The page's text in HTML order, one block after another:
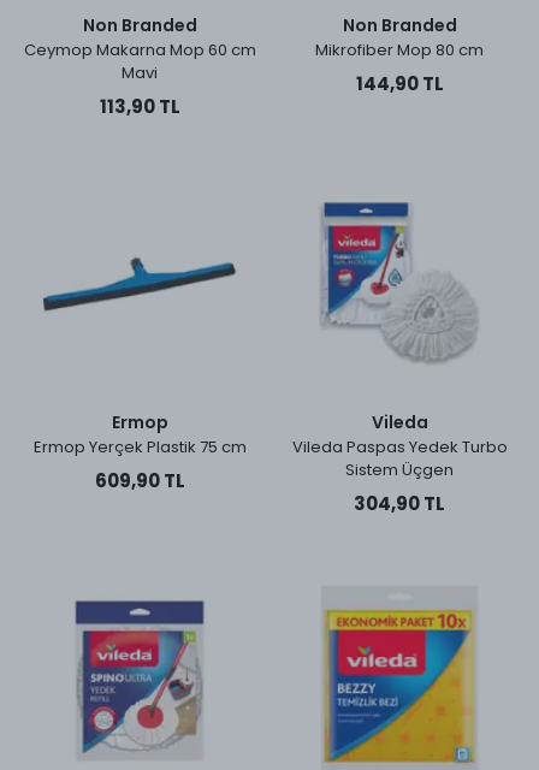
Non Branded
Ceymop Makarna Mop 60 cm
Mavi
113,90 TL
Non Branded
Mikrofiber Mop 80 cm
144,90 TL
Ermop
Ermop Yerçek Plastik 75 cm
609,90 TL
Vileda
Vileda Paspas Yedek Turbo
Sistem Üçgen
304,90 TL